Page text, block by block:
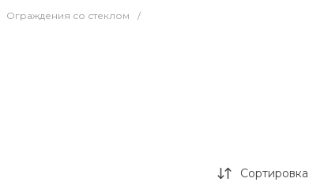
Ограждения со стеклом
/
Сортировка